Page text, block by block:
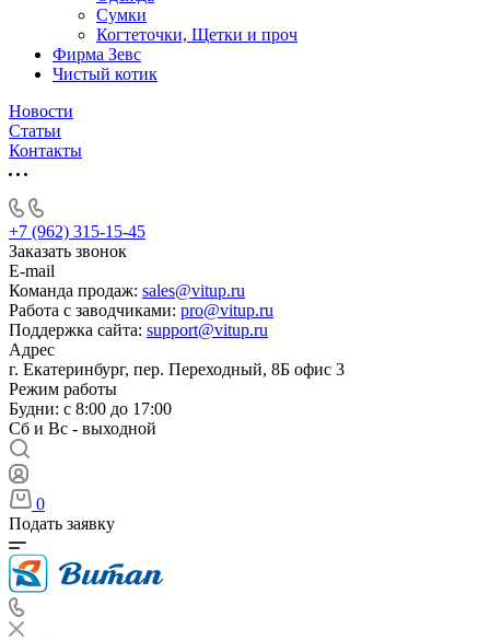
Сумки
Когтеточки, Щетки и проч
Фирма Зевс
Чистый котик
Новости
Статьи
Контакты
+7 (962) 315-15-45
Заказать звонок
E-mail
Команда продаж: sales@vitup.ru
Работа с заводчиками: pro@vitup.ru
Поддержка сайта: support@vitup.ru
Адрес
г. Екатеринбург, пер. Переходный, 8Б офис 3
Режим работы
Будни: с 8:00 до 17:00
Сб и Вс - выходной
0
Подать заявку